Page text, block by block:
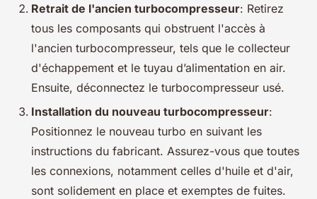
Retrait de l'ancien turbocompresseur: Retirez
tous les composants qui obstruent l'accès à
l'ancien turbocompresseur, tels que le collecteur
d'échappement et le tuyau d’alimentation en air.
Ensuite, déconnectez le turbocompresseur usé.
Installation du nouveau turbocompresseur:
Positionnez le nouveau turbo en suivant les
instructions du fabricant. Assurez-vous que toutes
les connexions, notamment celles d'huile et d'air,
sont solidement en place et exemptes de fuites.